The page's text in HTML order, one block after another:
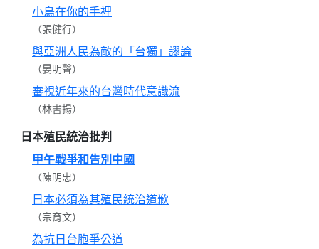
小鳥在你的手裡
（張健行）
與亞洲人民為敵的「台獨」謬論
（晏明聲）
審視近年來的台灣時代意識流
（林書揚）
日本殖民統治批判
甲午戰爭和告別中國
（陳明忠）
日本必須為其殖民統治道歉
（宗育文）
為抗日台胞爭公道